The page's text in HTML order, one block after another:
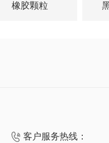
橡胶颗粒
 客户服务热线：